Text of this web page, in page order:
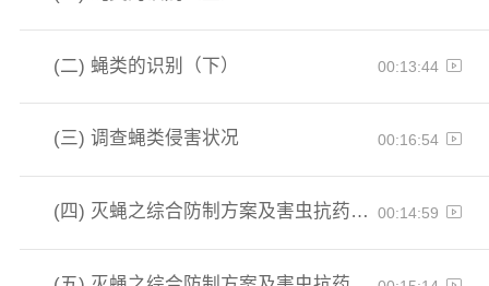
(二) 蝇类的识别（下） 00:13:44
(三)调查蝇类侵害状况 00:16:54
(四) 灭蝇之综合防制方案及害虫抗药性（上） 00:14:59